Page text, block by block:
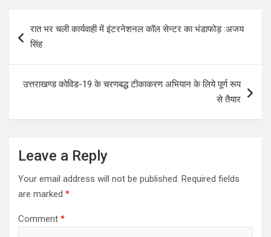
navigation
रात भर चली कार्यवाही में इंटरनेशनल कॉल सेन्टर का भंडाफोड़ :अजय
सिंह
उत्तराखण्ड कोविड-19 के चरणबद्ध टीकाकरण अभियान के लिये पूर्ण रूप
से तैयार
Leave a Reply
Your email address will not be published. Required fields
are marked *
Comment *